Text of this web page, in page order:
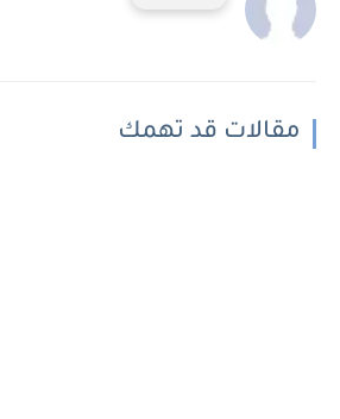
مقالات قد تهمك